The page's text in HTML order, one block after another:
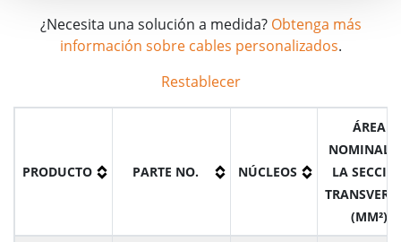
¿Necesita una solución a medida? Obtenga más
información sobre cables personalizados.
Restablecer
PRODUCTO PARTE NO. NÚCLEOS
ÁREA
NOMINAL
LA
(MM²)